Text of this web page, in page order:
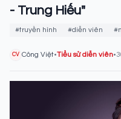
- Trung Hiếu"
#truyền hình #diễn viên
CV Công Việt•Tiểu sử diễn viên•